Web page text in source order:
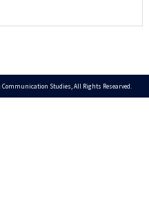
Studies, All Rights Researved.